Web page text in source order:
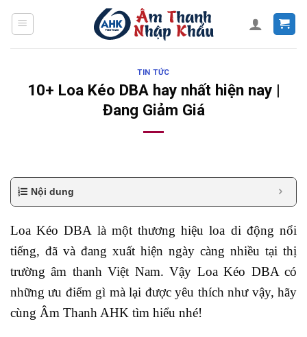
TIN TỨC
10+ Loa Kéo DBA hay nhất hiện nay |
Đang Giảm Giá
Nội dung
Loa Kéo DBA là một thương hiệu loa di động nổi
tiếng, đã và đang xuất hiện ngày càng nhiều tại thị
trường âm thanh Việt Nam. Vậy Loa Kéo DBA có
những ưu điểm gì mà lại được yêu thích như vậy, hãy
cùng Âm Thanh AHK tìm hiểu nhé!